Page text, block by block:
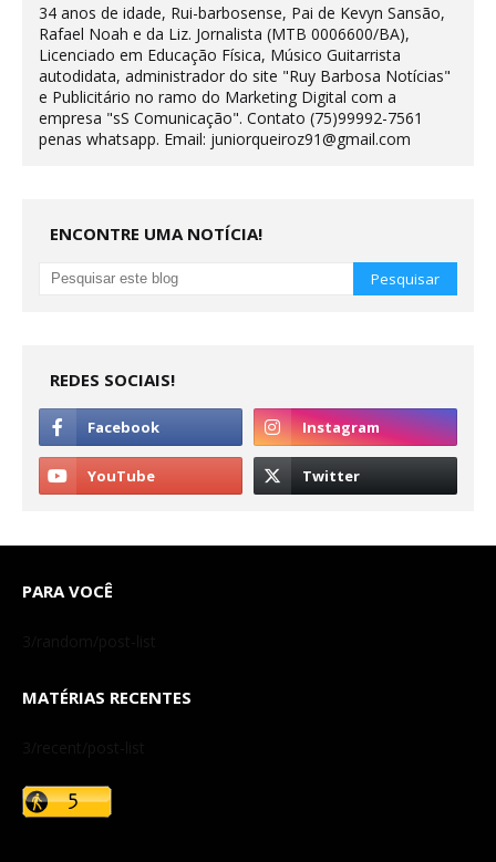
34 anos de idade, Rui-barbosense, Pai de Kevyn Sansão,
Rafael Noah e da Liz. Jornalista (MTB 0006600/BA),
Licenciado em Educação Física, Músico Guitarrista
autodidata, administrador do site "Ruy Barbosa Notícias"
e Publicitário no ramo do Marketing Digital com a
empresa "sS Comunicação". Contato (75)99992-7561
penas whatsapp. Email: juniorqueiroz91@gmail.com
ENCONTRE UMA NOTÍCIA!
REDES SOCIAIS!
PARA VOCÊ
3/random/post-list
MATÉRIAS RECENTES
3/recent/post-list